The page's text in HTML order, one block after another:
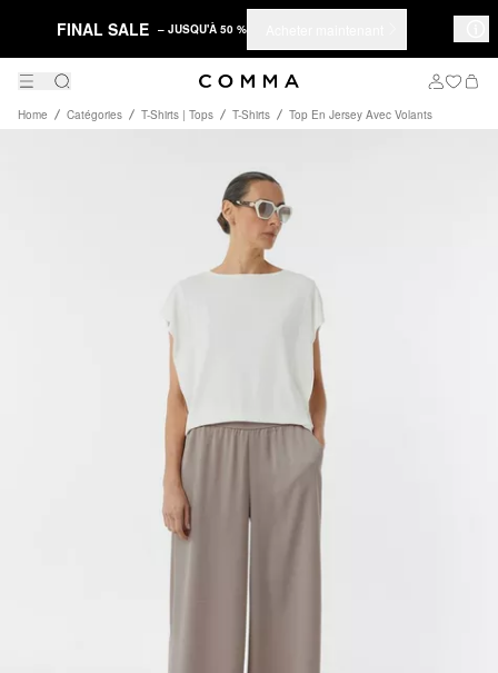
FINAL SALE – JUSQU'À 50 %
Home Catégories T-Shirts | Tops T-Shirts Top En Jersey Avec Volants